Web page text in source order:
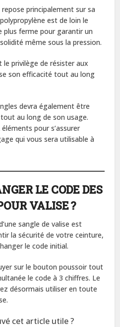
principalement sur sa
est de loin le
plus ferme pour garantir un
même sous la pression.
privilège de résister aux
son efficacité tout au long
devra également être
au long de son usage.
pour s’assurer
qui vous sera utilisable à
LE CODE DES
VALISE ?
sangle de valise est
la sécurité de votre ceinture,
le code initial.
sur le bouton poussoir tout
le code à 3 chiffres. Le
désormais utiliser en toute
cet article utile ?